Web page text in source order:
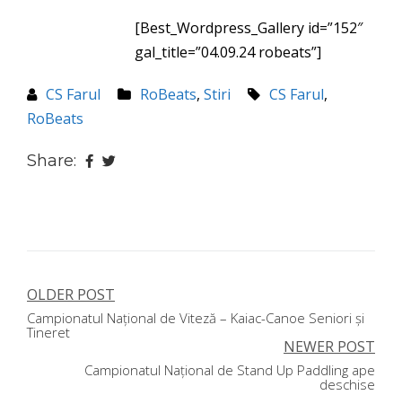
[Best_Wordpress_Gallery id=”152″
gal_title=”04.09.24 robeats”]
CS Farul RoBeats, Stiri CS Farul,
RoBeats
Share:
Navigare
în
articole
OLDER POST
Campionatul Național de Viteză – Kaiac-Canoe Seniori și
Tineret
NEWER POST
Campionatul Național de Stand Up Paddling ape
deschise